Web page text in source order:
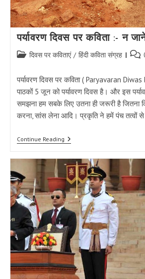
पर्यावरण दिवस पर कविता :- न
Post दिवस पर कविताएं / हिंदी कविता संग्रह
Post
पर्यावरण दिवस पर कविता ( Paryavaran
पाठकों 5 जून को पर्यावरण दिवस है। और इस
समझना हम सबके लिए उतना ही जरूरी है जितना
करना, सांस लेना आदि। प्रकृति ने हमें पंच तत्वों
Continue Readingपर्यावरण
कविता
:-
न
जाने
धरती
माता
का